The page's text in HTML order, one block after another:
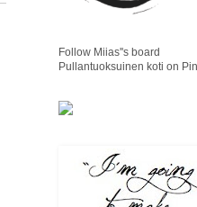
Follow Miias''s board
Pullantuoksuinen koti on